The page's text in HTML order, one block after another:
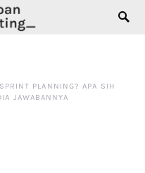
SPRINT PLANNING? APA SIH
JAWABANNYA